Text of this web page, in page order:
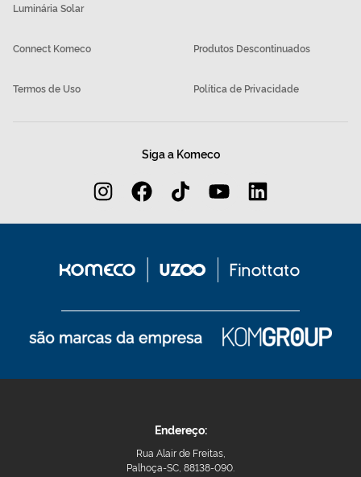
Luminária Solar
Connect Komeco Produtos Descontinuados
Termos de Uso Política de Privacidade
Siga a Komeco
Endereço:
Rua Alair de Freitas,
Palhoça-SC, 88138-090.